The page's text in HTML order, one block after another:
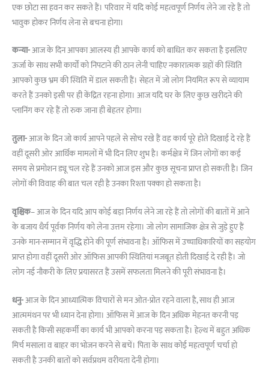
एक छोटा सा हवन कर सकते हैं। परिवार में यदि कोई महत्वपूर्ण निर्णय लेने जा रहे हैं तो
भावुक होकर निर्णय लेना से बचना होगा।
कन्या-आज के दिन आपका आलस्य ही आपके कार्य को बाधित कर सकता है इसलिए
ऊर्जा के साथ सभी कार्यों को निपटाने की ठान लेनी चाहिए नकारात्मक ग्रहों की स्थिति
आपको कुछ भ्रम की स्थिति में डाल सकती हैं। सेहत में जो लोग नियमित रूप से व्यायाम
करते हैं उनको इसी पर ही केंद्रित रहना होगा। आज यदि घर के लिए कुछ खरीदने की
प्लानिंग कर रहे हैं तो रुक जाना ही बेहतर होगा।
तुला-आज के दिन जो कार्य आपने पहले से सोच रखे हैं वह कार्य पूरे होते दिखाई दे रहे हैं
वहीं दूसरी ओर आर्थिक मामलों में भी दिन लिए शुभ है। कर्मक्षेत्र में जिन लोगों का कई
समय से प्रमोशन ड्यू चल रहे हैं उनको आज इस और कुछ सूचना प्राप्त हो सकती है। जिन
लोगों की विवाह की बात चल रही है उनका रिश्ता पक्का हो सकता है।
वृश्चिक– आज के दिन यदि आप कोई बड़ा निर्णय लेने जा रहे हैं तो लोगों की बातों में आने
के बजाय धैर्य पूर्वक निर्णय को लेना उत्तम रहेगा। जो लोग सामाजिक क्षेत्र से जुड़े हुए हैं
उनके मान-सम्मान में वृद्धि होने की पूर्ण संभावना है। ऑफिस में उच्चाधिकारियों का सहयोग
प्राप्त होगा वहीं दूसरी ओर ऑफिस आपकी स्थितियां मजबूत होती दिखाई दे रही हैं। जो
लोग नई नौकरी के लिए प्रयासरत हैं उसमें सफलता मिलने की पूरी संभावना है।
धनु-आज के दिन आध्यात्मिक विचारों से मन ओत-प्रोत रहने वाला है, साथ ही आज
आत्ममंथन पर भी ध्यान देना होगा। ऑफिस में आज के दिन अधिक मेहनत करनी पड़
सकती है किसी सहकर्मी का कार्य भी आपको करना पड़ सकता है। हेल्थ में बहुत अधिक
मिर्च मसाला व बाहर का भोजन करने से बचें। पिता के साथ कोई महत्वपूर्ण चर्चा हो
सकती है उनकी बातों को सर्वप्रथम वरीयता देनी होगा।